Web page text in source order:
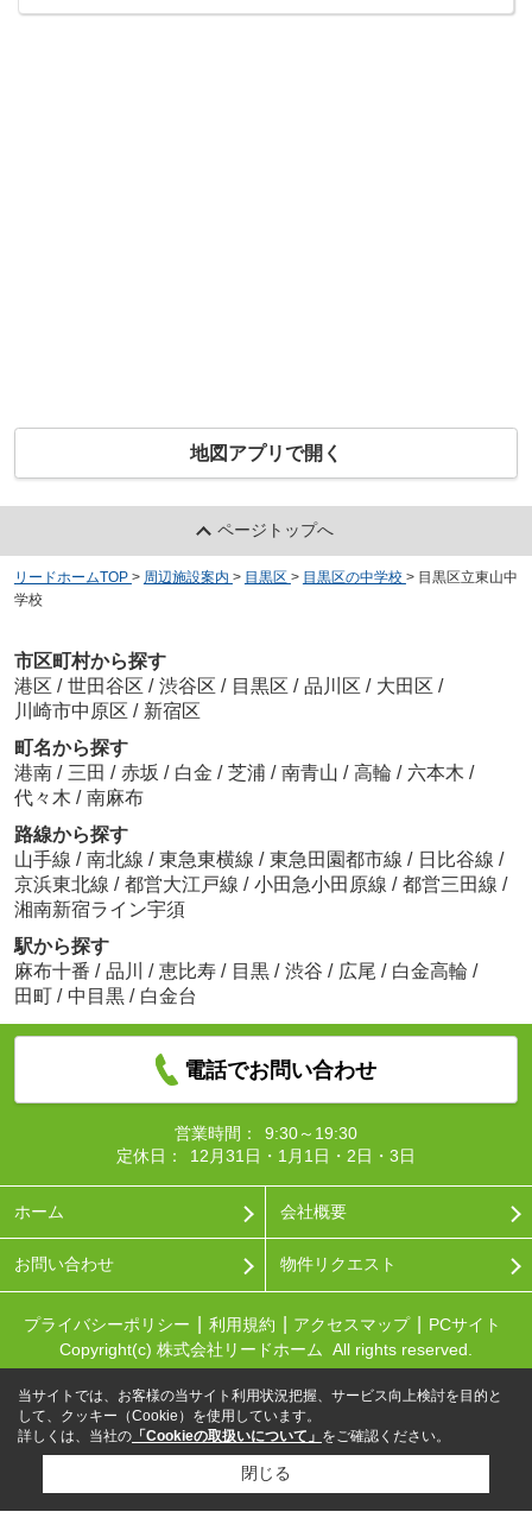
地図アプリで開く
ページトップへ
リードホームTOP > 周辺施設案内 > 目黒区 > 目黒区の中学校 > 目黒区立東山中
学校
市区町村から探す
港区 / 世田谷区 / 渋谷区 / 目黒区 / 品川区 / 大田区 /
川崎市中原区 / 新宿区
町名から探す
港南 / 三田 / 赤坂 / 白金 / 芝浦 / 南青山 / 高輪 / 六本木 /
代々木 / 南麻布
路線から探す
山手線 / 南北線 / 東急東横線 / 東急田園都市線 / 日比谷線 /
京浜東北線 / 都営大江戸線 / 小田急小田原線 / 都営三田線 /
湘南新宿ライン宇須
駅から探す
麻布十番 / 品川 / 恵比寿 / 目黒 / 渋谷 / 広尾 / 白金高輪 /
田町 / 中目黒 / 白金台
電話でお問い合わせ
営業時間：
9:30～19:30
定休日：
12月31日・1月1日・2日・3日
ホーム 会社概要
お問い合わせ 物件リクエスト
プライバシーポリシー 利用規約 アクセスマップ
PCサイト
Copyright(c) 株式会社リードホーム All rights reserved.
当サイトでは、お客様の当サイト利用状況把握、サービス向上検討を目的と
して、クッキー（Cookie）を使用しています。
詳しくは、当社の 「Cookieの取扱いについて」 をご確認ください。
閉じる